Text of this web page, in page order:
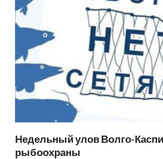
Недельный улов Волго-
рыбоохраны